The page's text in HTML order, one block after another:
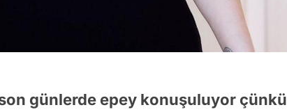
son günlerde epey konuşuluyor çünkü